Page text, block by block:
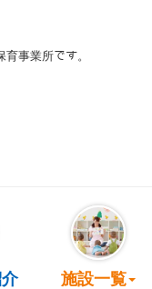
事業所です。
施設一覧